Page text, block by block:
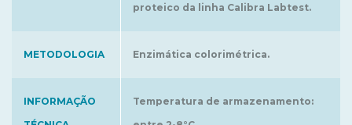
proteico da linha Calibra Labtest.
METODOLOGIA Enzimática colorimétrica.
INFORMAÇÃO
Temperatura de armazenamento: